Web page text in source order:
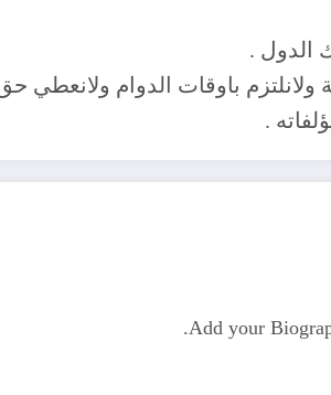
الدول .
باوقات الدوام ولانعطي
.
Add your